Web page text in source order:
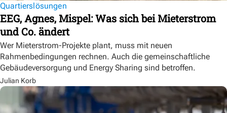
Quartierslösungen
EEG, Agnes, Mispel: Was sich bei Mieterstrom
und Co. ändert
Wer Mieterstrom-Projekte plant, muss mit neuen
Rahmenbedingungen rechnen. Auch die gemeinschaftliche
Gebäudeversorgung und Energy Sharing sind betroffen.
Julian Korb